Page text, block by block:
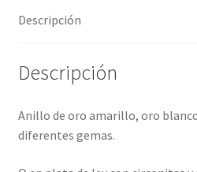
ref-
68
Descripción
Descripción
Anillo de oro amarillo, oro
diferentes gemas.